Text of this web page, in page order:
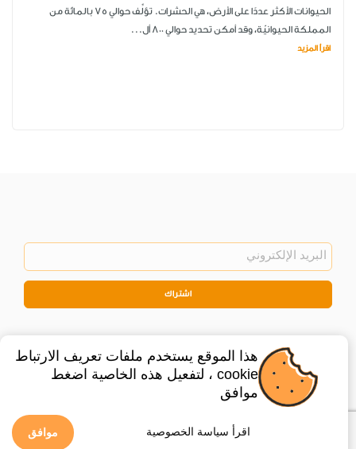
الحيوانات الأكثر عددًا على الأرض، هي الحشرات. تؤلِّف حوالي 75 بالمائة من
المملكة الحيوانيّة، وقد أمكن تحديد حوالي 800 أل...
اقرأ المزيد
اشتراك
هذا الموقع يستخدم ملفات تعريف الارتباط
cookie ، لتفعيل هذه الخاصية اضغط
موافق
موافق اقرأ سياسة الخصوصية